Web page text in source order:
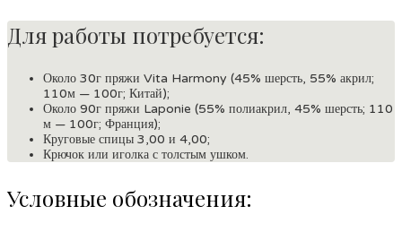
Для работы потребуется:
Около 30г пряжи Vita Harmony (45% шерсть, 55% акрил;
110м — 100г; Китай);
Около 90г пряжи Laponie (55% полиакрил, 45% шерсть; 110
м — 100г; Франция);
Круговые спицы 3,00 и 4,00;
Крючок или иголка с толстым ушком.
Условные обозначения: